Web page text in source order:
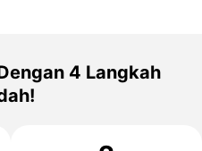
4 Langkah